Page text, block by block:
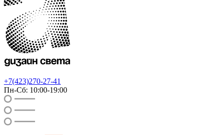
+7(423)270-27-41
Пн-Сб: 10:00-19:00